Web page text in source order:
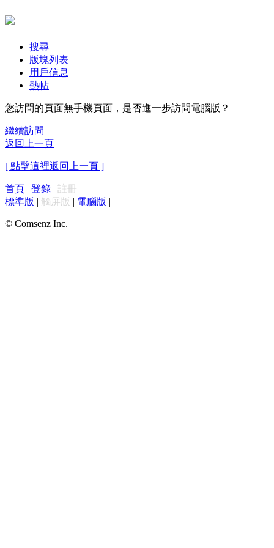
搜尋
版塊列表
用戶信息
熱帖
您訪問的頁面無手機頁面，是否進一步訪問電腦版？
繼續訪問
返回上一頁
[ 點擊這裡返回上一頁 ]
首頁 | 登錄 | 註冊
標準版 | 觸屏版 | 電腦版 |
© Comsenz Inc.